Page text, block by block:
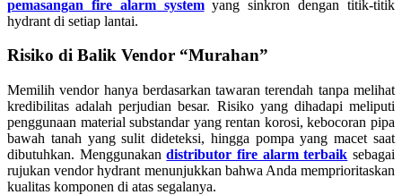
pemasangan fire alarm systemyang sinkron dengan titik-titik
hydrant di setiap lantai.
Risiko di Balik Vendor “Murahan”
Memilih vendor hanya berdasarkan tawaran terendah tanpa melihat
kredibilitas adalah perjudian besar. Risiko yang dihadapi meliputi
penggunaan material substandar yang rentan korosi, kebocoran pipa
bawah tanah yang sulit dideteksi, hingga pompa yang macet saat
dibutuhkan. Menggunakandistributor fire alarm terbaik sebagai
rujukan vendor hydrant menunjukkan bahwa Anda memprioritaskan
kualitas komponen di atas segalanya.